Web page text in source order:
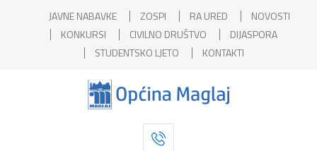
JAVNE NABAVKE ZOSPI RA URED
NOVOSTI
KONKURSI
CIVILNO DRUŠTVO
DIJASPORA
STUDENTSKO LJETO
KONTAKTI